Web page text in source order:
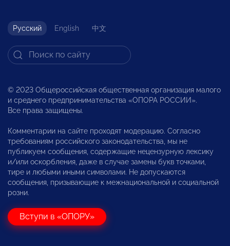
Русский English 中文
© 2023 Общероссийская общественная организация малого
и среднего предпринимательства «ОПОРА РОССИИ».
Все права защищены.
Комментарии на сайте проходят модерацию. Согласно
требованиям российского законодательства, мы не
публикуем сообщения, содержащие нецензурную лексику
и/или оскорбления, даже в случае замены букв точками,
тире и любыми иными символами. Не допускаются
сообщения, призывающие к межнациональной и социальной
розни.
Вступи в «ОПОРУ»